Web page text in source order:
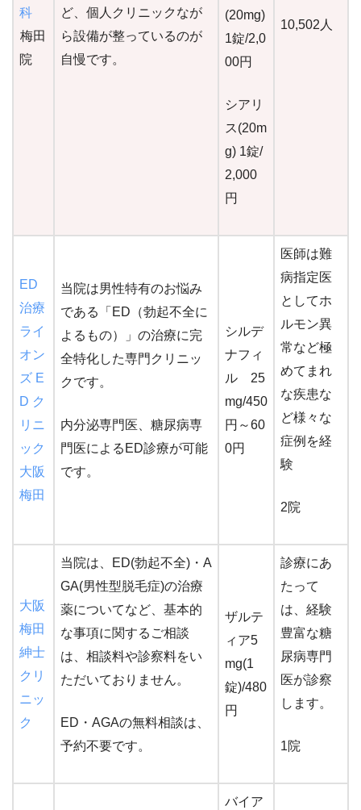
科
梅田
院
ど、個人クリニックなが
ら設備が整っているのが
自慢です。
(20mg)
1錠/2,0
00円
シアリ
ス(20m
g) 1錠/
2,000
円
10,502人
ED
治療
ライ
オン
ズ E
D ク
リニ
ック
大阪
梅田
当院は男性特有のお悩み
である「ED（勃起不全に
よるもの）」の治療に完
全特化した専門クリニッ
クです。
内分泌専門医、糖尿病専
門医によるED診療が可能
です。
シルデ
ナフィ
ル 25
mg/450
円～60
0円
医師は難
病指定医
としてホ
ルモン異
常など極
めてまれ
な疾患な
ど様々な
症例を経
験
2院
大阪
梅田
紳士
クリ
ニッ
ク
当院は、ED(勃起不全)・A
GA(男性型脱毛症)の治療
薬についてなど、基本的
な事項に関するご相談
は、相談料や診察料をい
ただいておりません。
ED・AGAの無料相談は、
予約不要です。
ザルテ
ィア5
mg(1
錠)/480
円
診療にあ
たって
は、経験
豊富な糖
尿病専門
医が診察
します。
1院
バイア